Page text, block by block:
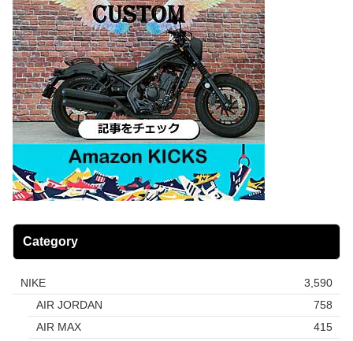
Category
NIKE
3,590
AIR JORDAN
758
AIR MAX
415